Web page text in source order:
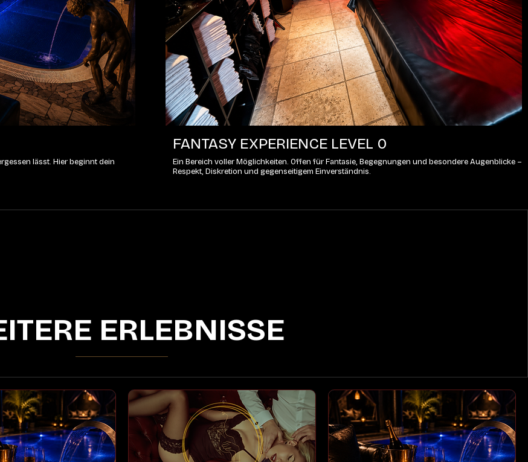
ERLEBNISSE
lässt. Hier beginnt dein
FANTASY EXPERIENCE LEVEL 0
Ein Bereich voller Möglichkeiten. Offen für Fantasie, Begegnungen und besondere Augenblicke –
Respekt, Diskretion und gegenseitigem Einverständnis.